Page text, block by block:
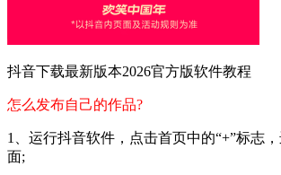
抖音下载最新版本2026官方版软件教程
怎么发布自己的作品?
1、运行抖音软件，点击首页中的“+”标志
面;